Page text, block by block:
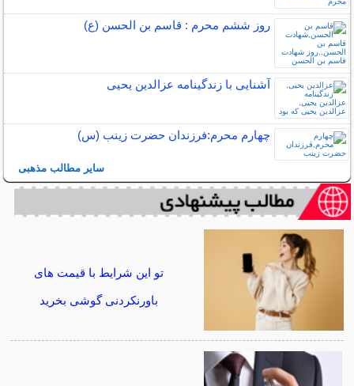
روز ششم محرم : قاسم بن الحسن (ع)
آشنایی با زندگینامه عزالدین یحیی
چهارم محرم:فرزندان حضرت زینب (س)
سایر مطالب مذهبی
تو این شرایط با قیمت های
باورنکردنی گوشی بخرید